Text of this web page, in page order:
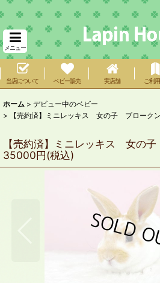
メニュー
当店について ベビー販売 実店舗 ご利
ホーム > デビュー中のベビー
>
【売約済】ミニレッキス 女の子 ブローク
【売約済】ミニレッキス 女の
35000円(税込)